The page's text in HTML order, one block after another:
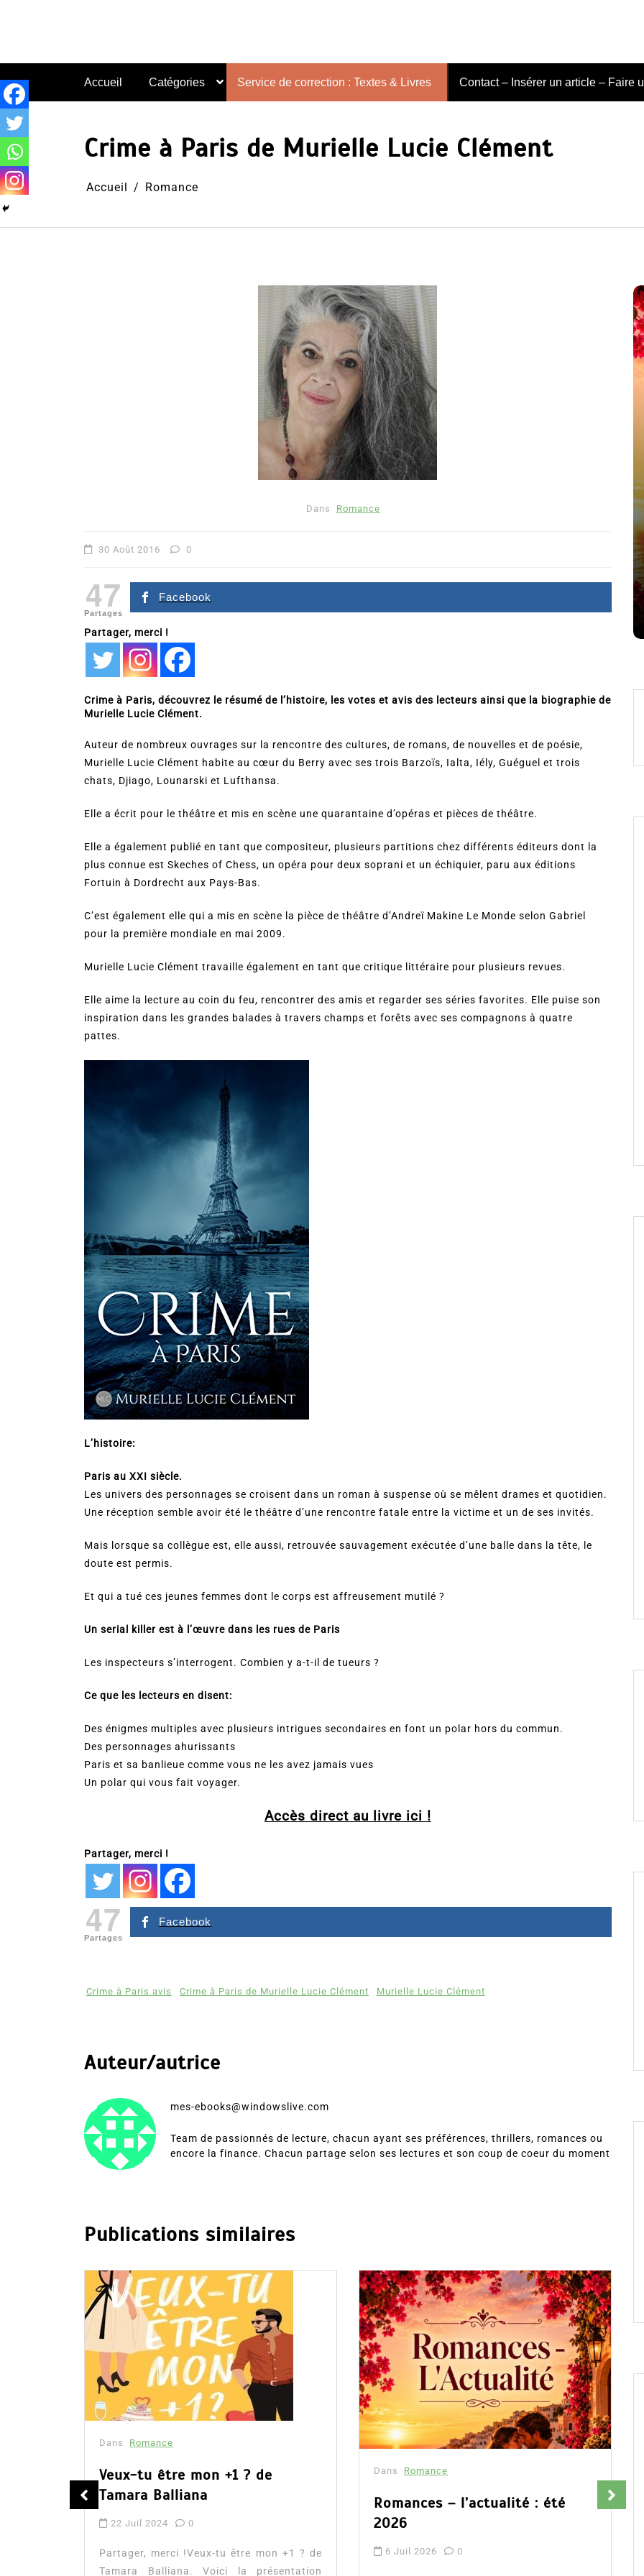
Accueil Catégories Service de correction : Textes & Livres Contact – Insérer un article – Faire
Crime à Paris de Murielle Lucie Clément
Accueil Romance
Dans Romance
30 Août 2016 0
47
Partages
Facebook
Partager, merci !
Crime à Paris, découvrez le résumé de l’histoire, les votes et avis des lecteurs ainsi que la biographie de
Murielle Lucie Clément.
Auteur de nombreux ouvrages sur la rencontre des cultures, de romans, de nouvelles et de poésie,
Murielle Lucie Clément habite au cœur du Berry avec ses trois Barzoïs, Ialta, Iély, Guéguel et trois
chats, Djiago, Lounarski et Lufthansa.
Elle a écrit pour le théâtre et mis en scène une quarantaine d’opéras et pièces de théâtre.
Elle a également publié en tant que compositeur, plusieurs partitions chez différents éditeurs dont la
plus connue est Skeches of Chess, un opéra pour deux soprani et un échiquier, paru aux éditions
Fortuin à Dordrecht aux Pays-Bas.
C’est également elle qui a mis en scène la pièce de théâtre d’Andreï Makine Le Monde selon Gabriel
pour la première mondiale en mai 2009.
Murielle Lucie Clément travaille également en tant que critique littéraire pour plusieurs revues.
Elle aime la lecture au coin du feu, rencontrer des amis et regarder ses séries favorites. Elle puise son
inspiration dans les grandes balades à travers champs et forêts avec ses compagnons à quatre
pattes.
L’histoire:
Paris au XXI siècle.
Les univers des personnages se croisent dans un roman à suspense où se mêlent drames et quotidien.
Une réception semble avoir été le théâtre d’une rencontre fatale entre la victime et un de ses invités.
Mais lorsque sa collègue est, elle aussi, retrouvée sauvagement exécutée d’une balle dans la tête, le
doute est permis.
Et qui a tué ces jeunes femmes dont le corps est affreusement mutilé ?
Un serial killer est à l’œuvre dans les rues de Paris
Les inspecteurs s’interrogent. Combien y a-t-il de tueurs ?
Ce que les lecteurs en disent:
Des énigmes multiples avec plusieurs intrigues secondaires en font un polar hors du commun.
Des personnages ahurissants
Paris et sa banlieue comme vous ne les avez jamais vues
Un polar qui vous fait voyager.
Accès direct au livre ici !
Partager, merci !
47
Partages
Facebook
Crime à Paris avis Crime à Paris de Murielle Lucie Clément Murielle Lucie Clément
Auteur/autrice
mes-ebooks@windowslive.com
Team de passionnés de lecture, chacun ayant ses préférences, thrillers, romances ou
encore la finance. Chacun partage selon ses lectures et son coup de coeur du moment
Publications similaires
Dans Romance
2026
6 Juil 2026 0
été 2026. Trois nouveautés récentes à lire
si vous aimez les histoires d’amour, les
Romance
Fleur aux pétales d’or : la
romance auto éditée qui séduit
Amazon France
9 Avr 2026 0
Partager, merci !Fleur aux pétales d’or de
Flora Péony, découvrez notre avis, la